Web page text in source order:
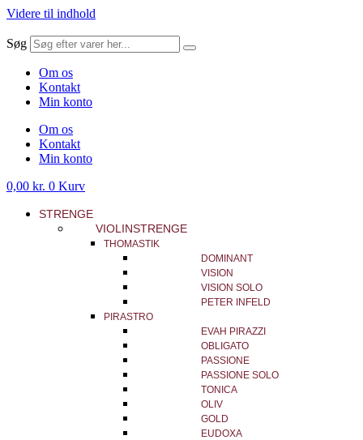
Videre til indhold
Søg
Om os
Kontakt
Min konto
Om os
Kontakt
Min konto
0,00 kr. 0 Kurv
STRENGE
VIOLINSTRENGE
THOMASTIK
DOMINANT
VISION
VISION SOLO
PETER INFELD
PIRASTRO
EVAH PIRAZZI
OBLIGATO
PASSIONE
PASSIONE SOLO
TONICA
OLIV
GOLD
EUDOXA